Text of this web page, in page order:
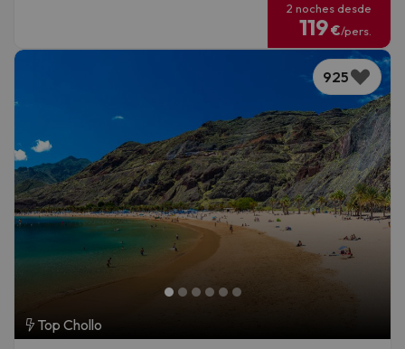
2 noches desde
119€/pers.
Top Chollo
925